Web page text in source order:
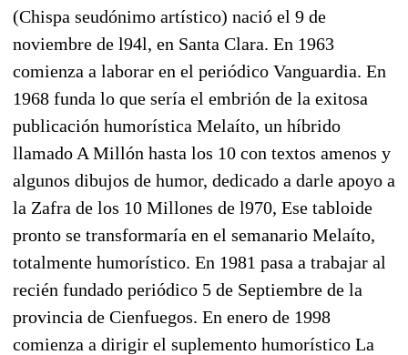
(Chispa seudónimo artístico) nació el 9 de
noviembre de l94l, en Santa Clara. En 1963
comienza a laborar en el periódico Vanguardia. En
1968 funda lo que sería el embrión de la exitosa
publicación humorística Melaíto, un híbrido
llamado A Millón hasta los 10 con textos amenos y
algunos dibujos de humor, dedicado a darle apoyo a
la Zafra de los 10 Millones de l970, Ese tabloide
pronto se transformaría en el semanario Melaíto,
totalmente humorístico. En 1981 pasa a trabajar al
recién fundado periódico 5 de Septiembre de la
provincia de Cienfuegos. En enero de 1998
comienza a dirigir el suplemento humorístico La